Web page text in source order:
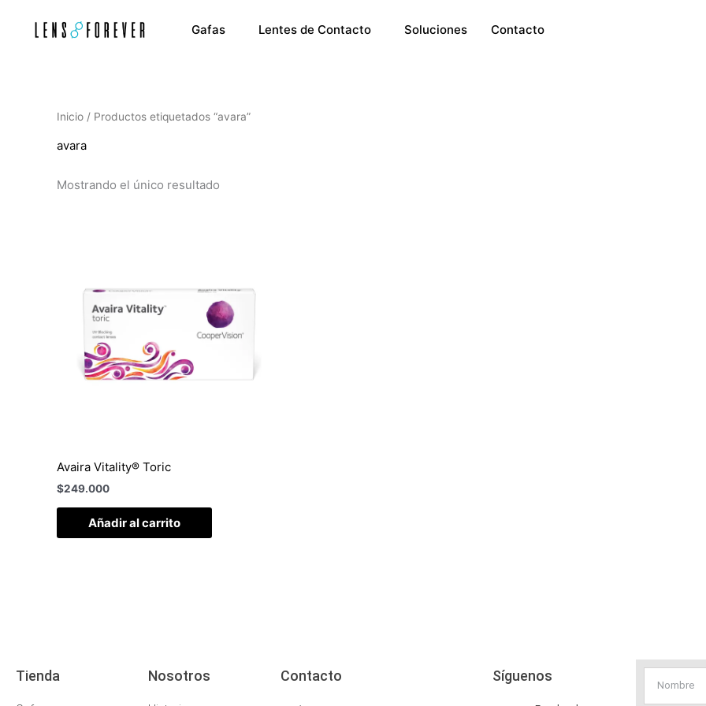
Gafas Lentes de Contacto Soluciones Contacto
Inicio / Productos etiquetados “avara”
avara
Mostrando el único resultado
Avaira Vitality® Toric
$249.000
Añadir al carrito
Tienda Nosotros Contacto Síguenos